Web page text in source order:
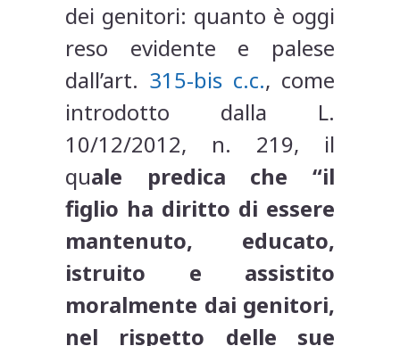
dei genitori: quanto è oggi
reso evidente e palese
dall’art. 315-bis c.c., come
introdotto dalla L.
10/12/2012, n. 219, il
quale predica che “il
figlio ha diritto di essere
mantenuto, educato,
istruito e assistito
moralmente dai genitori,
nel rispetto delle sue